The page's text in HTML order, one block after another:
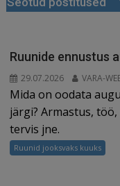
Ruunide ennustus
29.07.2026 VARA-
Mida on oodata
järgi? Armastus,
tervis jne.
Ruunid jooksvaks kuuks